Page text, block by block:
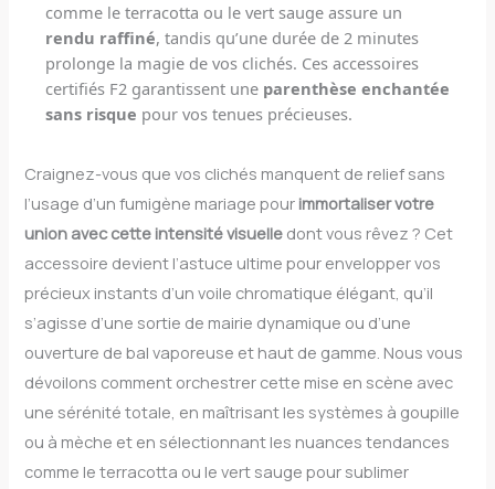
comme le terracotta ou le vert sauge assure un
rendu raffiné, tandis qu’une durée de 2 minutes
prolonge la magie de vos clichés. Ces accessoires
certifiés F2 garantissent une parenthèse enchantée
sans risque pour vos tenues précieuses.
Craignez-vous que vos clichés manquent de relief sans
l’usage d’un fumigène mariage pour immortaliser votre
union avec cette intensité visuelle dont vous rêvez ? Cet
accessoire devient l’astuce ultime pour envelopper vos
précieux instants d’un voile chromatique élégant, qu’il
s’agisse d’une sortie de mairie dynamique ou d’une
ouverture de bal vaporeuse et haut de gamme. Nous vous
dévoilons comment orchestrer cette mise en scène avec
une sérénité totale, en maîtrisant les systèmes à goupille
ou à mèche et en sélectionnant les nuances tendances
comme le terracotta ou le vert sauge pour sublimer